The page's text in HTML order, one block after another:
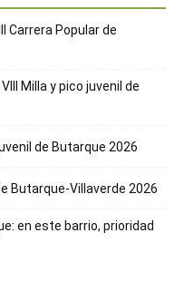
Carrera Popular de
Milla y pico juvenil de
de Butarque 2026
Butarque-Villaverde 2026
en este barrio, prioridad